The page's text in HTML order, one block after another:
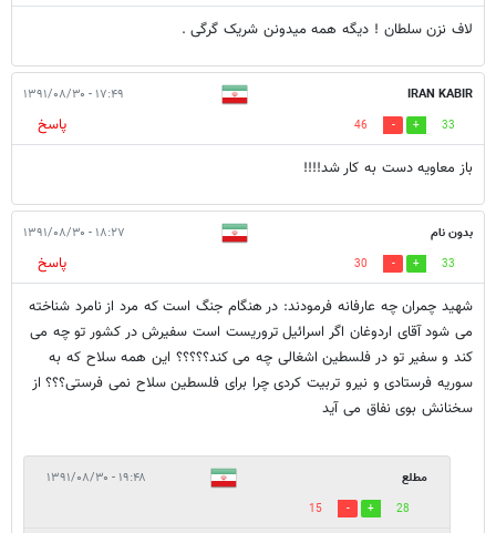
لاف نزن سلطان ! دیگه همه میدونن شریک گرگی .
IRAN KABIR ۱۷:۴۹ - ۱۳۹۱/۰۸/۳۰
33
46
پاسخ
باز معاویه دست به کار شد!!!!
بدون نام ۱۸:۲۷ - ۱۳۹۱/۰۸/۳۰
33
30
پاسخ
شهید چمران چه عارفانه فرمودند: در هنگام جنگ است که مرد از نامرد شناخته
می شود آقای اردوغان اگر اسرائیل تروریست است سفیرش در کشور تو چه می
کند و سفیر تو در فلسطین اشغالی چه می کند؟؟؟؟؟ این همه سلاح که به
سوریه فرستادی و نیرو تربیت کردی چرا برای فلسطین سلاح نمی فرستی؟؟؟ از
سخنانش بوی نفاق می آید
مطلع ۱۹:۴۸ - ۱۳۹۱/۰۸/۳۰
28
15